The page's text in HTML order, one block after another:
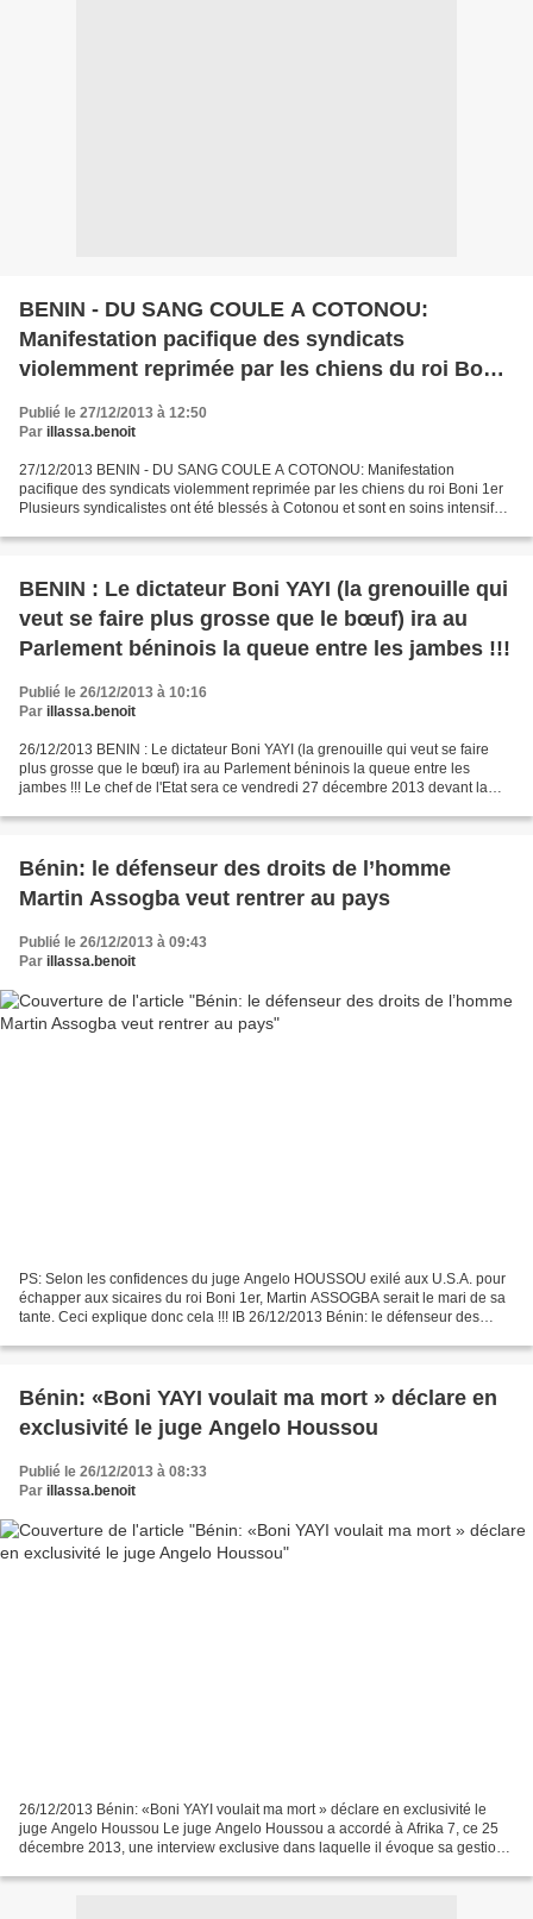
BENIN - DU SANG COULE A COTONOU:
Manifestation pacifique des syndicats
violemment reprimée par les chiens du roi Boni
Publié le 27/12/2013 à 12:50
Par illassa.benoit
27/12/2013 BENIN - DU SANG COULE A COTONOU: Manifestation
pacifique des syndicats violemment reprimée par les chiens du roi Boni 1er
Plusieurs syndicalistes ont été blessés à Cotonou et sont en soins intensifs
BENIN : Le dictateur Boni YAYI (la grenouille qui
veut se faire plus grosse que le bœuf) ira au
Parlement béninois la queue entre les jambes !!!
Publié le 26/12/2013 à 10:16
Par illassa.benoit
26/12/2013 BENIN : Le dictateur Boni YAYI (la grenouille qui veut se faire
plus grosse que le bœuf) ira au Parlement béninois la queue entre les
jambes !!! Le chef de l'Etat sera ce vendredi 27 décembre 2013 devant la
Bénin: le défenseur des droits de l’homme
Martin Assogba veut rentrer au pays
Publié le 26/12/2013 à 09:43
Par illassa.benoit
PS: Selon les confidences du juge Angelo HOUSSOU exilé aux U.S.A. pour
échapper aux sicaires du roi Boni 1er, Martin ASSOGBA serait le mari de sa
tante. Ceci explique donc cela !!! IB 26/12/2013 Bénin: le défenseur des
Bénin: «Boni YAYI voulait ma mort » déclare en
exclusivité le juge Angelo Houssou
Publié le 26/12/2013 à 08:33
Par illassa.benoit
26/12/2013 Bénin: «Boni YAYI voulait ma mort » déclare en exclusivité le
juge Angelo Houssou Le juge Angelo Houssou a accordé à Afrika 7, ce 25
décembre 2013, une interview exclusive dans laquelle il évoque sa gestion